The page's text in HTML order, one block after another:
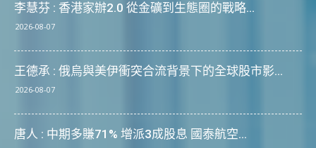
李慧芬 : 香港家辦2.0 從金礦到生態圈的戰略...
2026-08-07
王德承 : 俄烏與美伊衝突合流背景下的全球股市影...
2026-08-07
唐人 : 中期多賺71% 增派3成股息 國泰航空...